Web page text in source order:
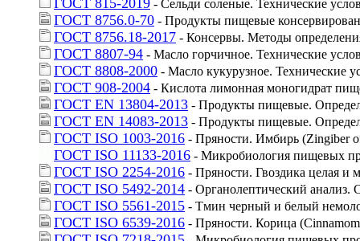
ГОСТ 815-2019 - Сельди соленые. Технические
ГОСТ 8756.0-70 - Продукты пищевые
ГОСТ 8756.18-2017 - Консервы. Методы
ГОСТ 8807-94 - Масло горчичное. Технические
ГОСТ 8808-2000 - Масло кукурузное. Технические
ГОСТ 908-2004 - Кислота лимонная моногидрат
ГОСТ EN 13804-2013 - Продукты пищевые.
ГОСТ EN 14083-2013 - Продукты пищевые.
ГОСТ ISO 1003-2016 - Пряности. Имбирь (Zingiber
ГОСТ ISO 11133-2016 - Микробиология пищевых
ГОСТ ISO 2254-2016 - Пряности. Гвоздика целая и
ГОСТ ISO 5492-2014 - Органолептический анализ.
ГОСТ ISO 5561-2015 - Тмин черный и белый
ГОСТ ISO 6539-2016 - Пряности. Корица